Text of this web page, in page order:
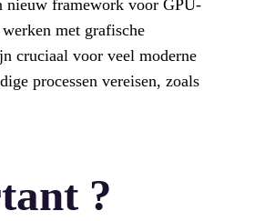
nieuw framework voor GPU-
met grafische
cruciaal voor veel moderne
processen vereisen, zoals
?